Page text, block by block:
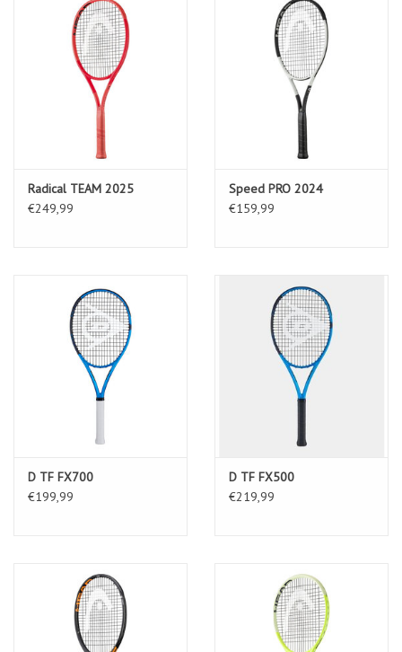
Radical TEAM 2025
€249,99
Speed PRO 2024
€159,99
D TF FX700
€199,99
D TF FX500
€219,99